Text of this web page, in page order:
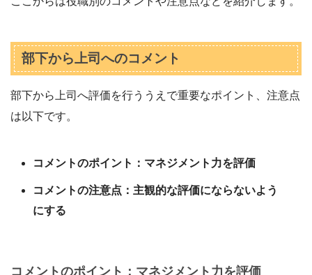
部下から上司へのコメント
部下から上司へ評価を行ううえで重要なポイント、注意点
は以下です。
コメントのポイント：マネジメント力を評価
コメントの注意点：主観的な評価にならないよう
にする
コメントのポイント：マネジメント力を評価